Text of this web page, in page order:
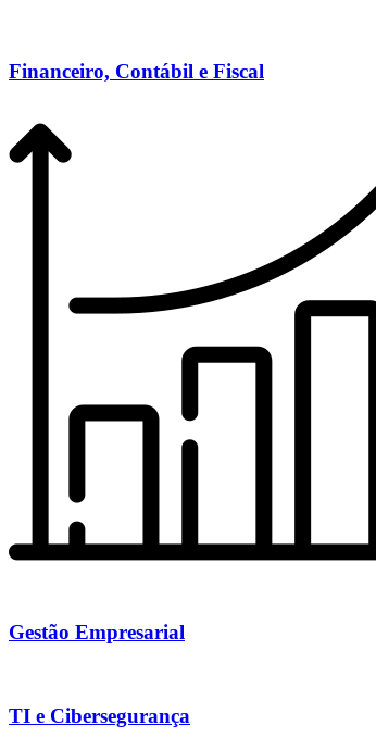
Financeiro, Contábil e Fiscal
Gestão Empresarial
TI e Cibersegurança